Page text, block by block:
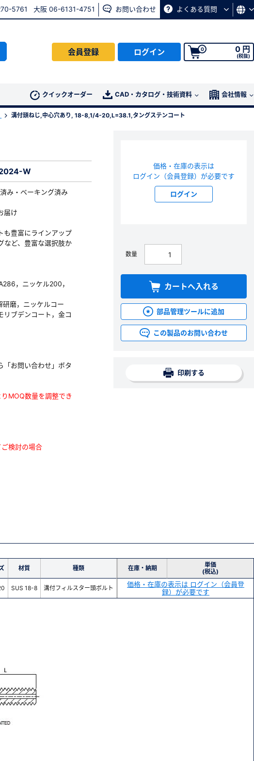
5761 大阪 06-6131-4751 お問い合わせ よくある質問
会員登録 ログイン 0 0 円
(税抜)
クイックオーダー CAD・カタログ・技術資料 会社情報
溝付頭ねじ,中心穴あり, 18-8,1/4-20,L=38.1,タングステンコート
W
み・ベーキング済み
届け
も豊富にラインアップ
など、豊富な選択肢か
，ニッケル200，
研磨，ニッケルコー
リブデンコート，金コ
「お問い合わせ」ボタ
MOQ数量を調整でき
検討の場合
価格・在庫の表示は
ログイン（会員登録）が必要です
ログイン
数量
カートへ入れる
部品管理ツールに追加
この製品のお問い合わせ
印刷する
材質 種類 在庫・納期
単価
(税込)
SUS 18-8 溝付フィルスター頭ボルト
価格・在庫の表示は ログイン（会員登
録）が必要です
会員の方はこちら
忘れた方は、
よりお問い合わせください